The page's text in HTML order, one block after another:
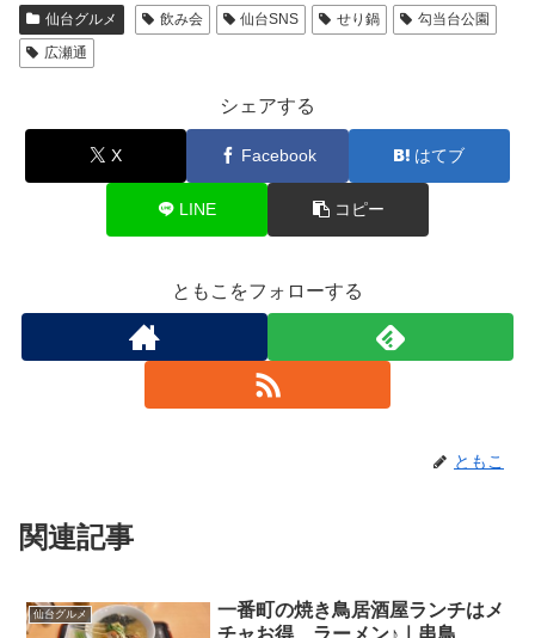
仙台グルメ 飲み会 仙台SNS せり鍋
勾当台公園
広瀬通
シェアする
X Facebook はてブ
LINE コピー
ともこをフォローする
ともこ
関連記事
仙台グルメ
一番町の焼き鳥居酒屋ランチはメ